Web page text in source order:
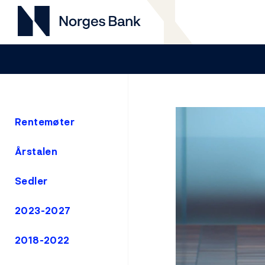
Rentemøter
Årstalen
Sedler
2023-2027
2018-2022